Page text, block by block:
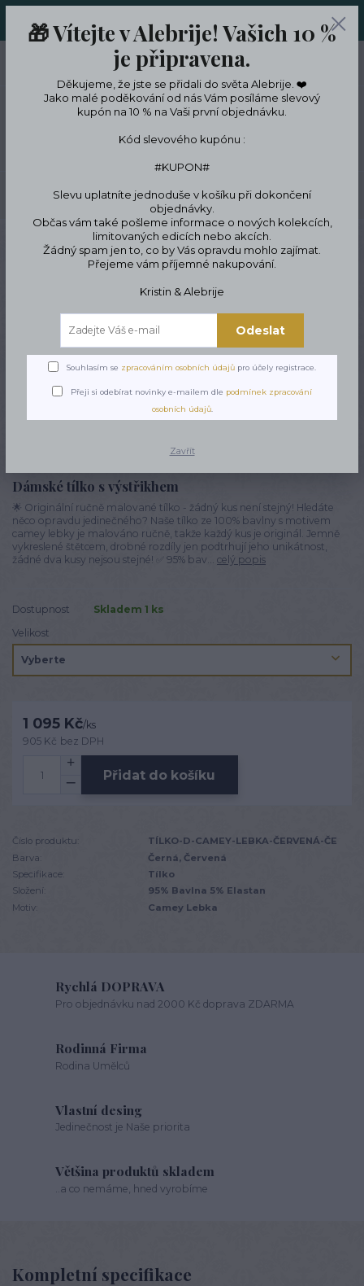
LIMITKÁCH
CZK
Hledat
Designové oblečení a doplňky Designové oblečení
Tílko s lebkou
Tílko s lebkou
Dámské tílko s výstřikhem
🌟 Originální ručně malované tílko - žádný kus není stejný! Hledáte
něco opravdu jedinečného? Naše tílko ze 100% bavlny s motivem
camey lebky je malováno ručně, takže každý kus je originál. Jemně
vykreslené štětcem, drobné rozdíly jen podtrhují jeho unikátnost,
žádné dva kusy nejsou stejné! ✅ 95% bav... celý popis
Dostupnost
Skladem 1 ks
Velikost
1 095 Kč/ks
905 Kč bez DPH
Přidat do košíku
Číslo produktu:
TÍLKO-D-CAMEY-LEBKA-ČERVENÁ-ČE
Barva:
Černá, Červená
Specifikace:
Tílko
Složení:
95% Bavlna 5% Elastan
Motiv:
Camey Lebka
Rychlá DOPRAVA
Pro objednávku nad 2000 Kč doprava ZDARMA
Rodinná Firma
Rodina Umělců
Vlastní desing
Jedinečnost je Naše priorita
Většina produktů skladem
..a co nemáme, hned vyrobíme
Kompletní specifikace
🎁 Vítejte v Alebrije! Vašich 10 %
je připravena.
Děkujeme, že jste se přidali do světa Alebrije. ❤️
Jako malé poděkování od nás Vám posíláme slevový
kupón na 10 % na Vaši první objednávku.
Kód slevového kupónu :
#KUPON#
Slevu uplatníte jednoduše v košíku při dokončení
objednávky.
Občas vám také pošleme informace o nových kolekcích,
limitovaných edicích nebo akcích.
Žádný spam jen to, co by Vás opravdu mohlo zajímat.
Přejeme vám příjemné nakupování.
Kristin & Alebrije
Odeslat
Souhlasím se zpracováním osobních údajů pro účely registrace.
Přeji si odebírat novinky e-mailem dle podmínek zpracování
osobních údajů.
Zavřít